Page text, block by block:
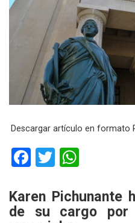
Descargar artículo en formato
F
ce
b
T
tt
er
at
s
Karen Pichunante
de su cargo por